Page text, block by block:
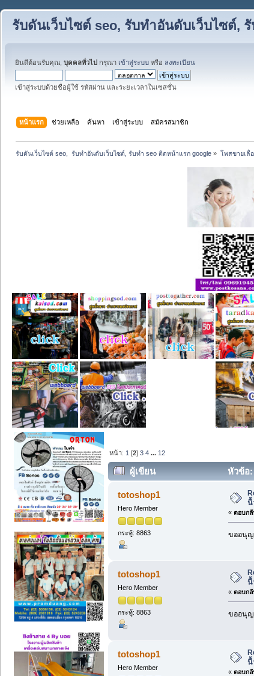
รับดันเว็บไซต์ seo, รับทำอันดับเว็บไซต์,
ยินดีต้อนรับคุณ, บุคคลทั่วไป กรุณา เข้าสู่ระบบ หรือ ลงทะเบียน
เข้าสู่ระบบด้วยชื่อผู้ใช้ รหัสผ่าน และระยะเวลาในเซสชั่น
หน้าแรก ช่วยเหลือ ค้นหา เข้าสู่ระบบ สมัครสมาชิก
รับดันเว็บไซต์ seo,  รับทำอันดับเว็บไซต์, รับทำ seo ติดหน้าแรก google » โพสขายเลื่
หน้า: 1 [2]3 4 ... 12
ผู้เขียน หัวข้อ:
totoshop1
Hero Member
กระทู้: 8863
นื้
« ตอบกลั
ขออนุญ
totoshop1
Hero Member
กระทู้: 8863
นื้
« ตอบกลั
ขออนุญ
totoshop1
Hero Member
นื้
« ตอบกลั